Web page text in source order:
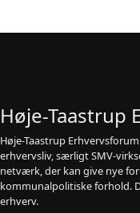
Høje-Taastrup
Høje-Taastrup
erhvervsliv, særligt SMV-
netværk, der kan give nye
kommunalpolitiske forhold.
erhverv.